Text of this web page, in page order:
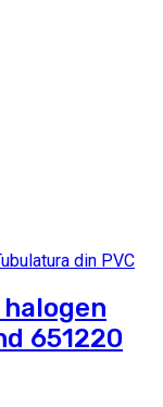
din PVC
651220